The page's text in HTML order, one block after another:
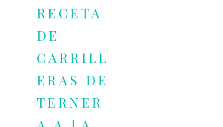
RECETA
DE
CARRILL
ERAS DE
TERNER